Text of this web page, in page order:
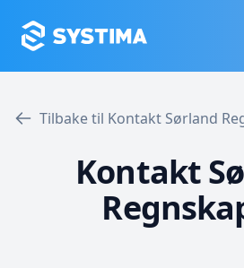
Tilbake til Kontakt Sørland
Kontakt